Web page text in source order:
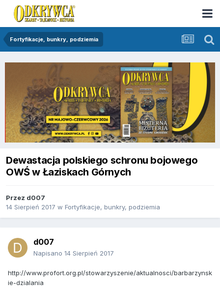
Fortyfikacje, bunkry, podziemia
Dewastacja polskiego schronu bojowego
OWŚ w Łaziskach Górnych
Przez d007
14 Sierpień 2017 w Fortyfikacje, bunkry, podziemia
d007
Napisano 14 Sierpień 2017
http://www.profort.org.pl/stowarzyszenie/aktualnosci/barbarzynsk
ie-dzialania